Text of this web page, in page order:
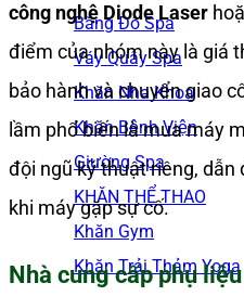
Băng Đô Spa
Váy Quây Spa
Khăn Nha Khoa
Khăn Bệnh Viện
Giường Spa
KHĂN THỂ THAO
Khăn Gym
Khăn Trải Thảm Yoga
công nghệ Diode Laser
điểm của nhóm này là giá
bảo hành và chuyển giao
lầm phổ biến là mua máy
đội ngũ kỹ thuật riêng, dẫn
khi máy gặp sự cố.
Nhà cung cấp phụ